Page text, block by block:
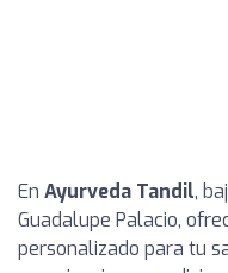
En Ayurveda Tandil,
Guadalupe Palacio,
personalizado para tu